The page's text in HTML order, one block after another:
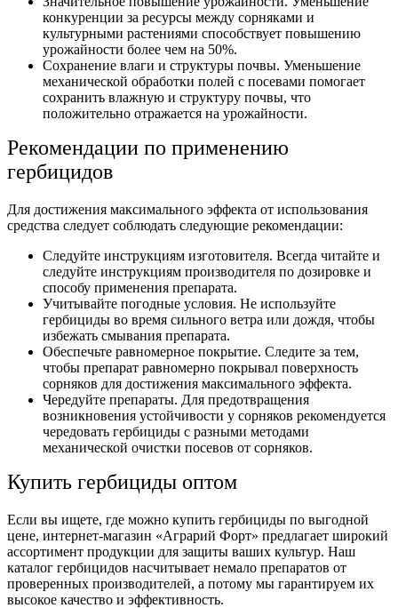
конкуренции за ресурсы между сорняками и
культурными растениями способствует повышению
урожайности более чем на 50%.
Сохранение влаги и структуры почвы. Уменьшение
механической обработки полей с посевами помогает
сохранить влажную и структуру почвы, что
положительно отражается на урожайности.
Рекомендации по применению
гербицидов
Для достижения максимального эффекта от использования
средства следует соблюдать следующие рекомендации:
Следуйте инструкциям изготовителя. Всегда читайте и
следуйте инструкциям производителя по дозировке и
способу применения препарата.
Учитывайте погодные условия. Не используйте
гербициды во время сильного ветра или дождя, чтобы
избежать смывания препарата.
Обеспечьте равномерное покрытие. Следите за тем,
чтобы препарат равномерно покрывал поверхность
сорняков для достижения максимального эффекта.
Чередуйте препараты. Для предотвращения
возникновения устойчивости у сорняков рекомендуется
чередовать гербициды с разными методами
механической очистки посевов от сорняков.
Купить гербициды оптом
Если вы ищете, где можно купить гербициды по выгодной
цене, интернет-магазин «Аграрий Форт» предлагает широкий
ассортимент продукции для защиты ваших культур. Наш
каталог гербицидов насчитывает немало препаратов от
проверенных производителей, а потому мы гарантируем их
высокое качество и эффективность.